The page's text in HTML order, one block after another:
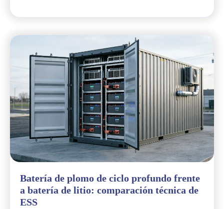
Batería de plomo de ciclo profundo frente
a batería de litio: comparación técnica de
ESS